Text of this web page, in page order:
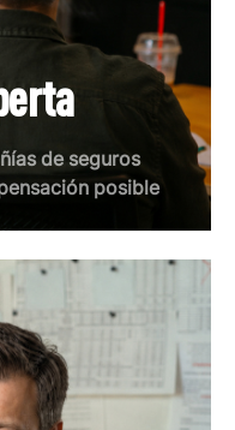
de seguros
posible